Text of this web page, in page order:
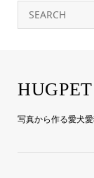
写真から作る愛犬